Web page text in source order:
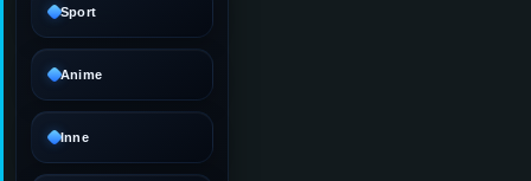
Sport
Anime
Inne